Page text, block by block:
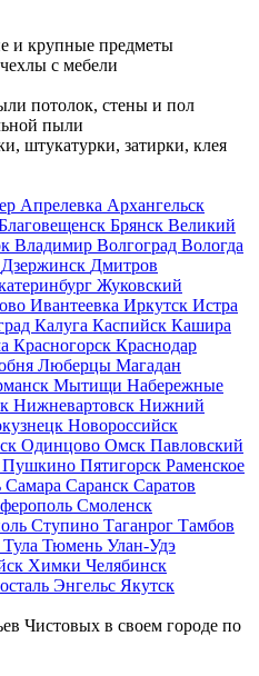
и крупные предметы
с мебели
потолок, стены и пол
пыли
штукатурки, затирки, клея
Апрелевка Архангельск
Брянск Великий
Владимир Волгоград Вологда
Дзержинск Дмитров
Жуковский
Ивантеевка Иркутск Истра
Калуга Каспийск Кашира
Красногорск Краснодар
Люберцы Магадан
Мытищи Набережные
Нижневартовск Нижний
Новороссийск
Одинцово Омск Павловский
Пушкино Пятигорск Раменское
Самара Саранск Саратов
Смоленск
Ступино Таганрог Тамбов
Тула Тюмень Улан-Удэ
Химки Челябинск
Энгельс Якутск
Чистовых в своем городе по